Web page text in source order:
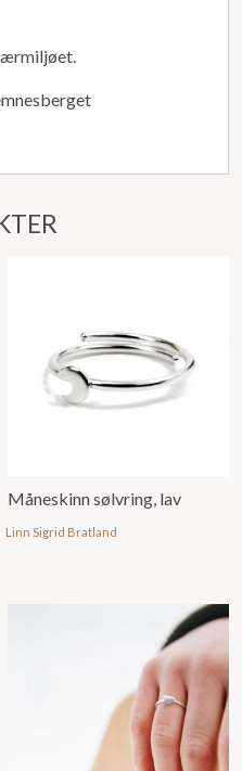
Måneskinn sølvring, lav
Linn Sigrid Bratland